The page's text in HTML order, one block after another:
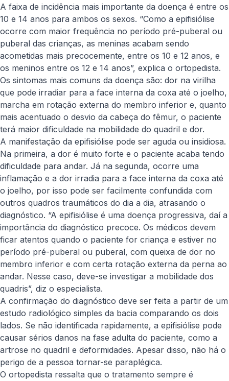
A faixa de incidência mais importante da doença é entre os
10 e 14 anos para ambos os sexos. “Como a epifisiólise
ocorre com maior frequência no período pré-puberal ou
puberal das crianças, as meninas acabam sendo
acometidas mais precocemente, entre os 10 e 12 anos, e
os meninos entre os 12 e 14 anos”, explica o ortopedista.
Os sintomas mais comuns da doença são: dor na virilha
que pode irradiar para a face interna da coxa até o joelho,
marcha em rotação externa do membro inferior e, quanto
mais acentuado o desvio da cabeça do fêmur, o paciente
terá maior dificuldade na mobilidade do quadril e dor.
A manifestação da epifisiólise pode ser aguda ou insidiosa.
Na primeira, a dor é muito forte e o paciente acaba tendo
dificuldade para andar. Já na segunda, ocorre uma
inflamação e a dor irradia para a face interna da coxa até
o joelho, por isso pode ser facilmente confundida com
outros quadros traumáticos do dia a dia, atrasando o
diagnóstico. “A epifisiólise é uma doença progressiva, daí a
importância do diagnóstico precoce. Os médicos devem
ficar atentos quando o paciente for criança e estiver no
período pré-puberal ou puberal, com queixa de dor no
membro inferior e com certa rotação externa da perna ao
andar. Nesse caso, deve-se investigar a mobilidade dos
quadris”, diz o especialista.
A confirmação do diag​nóstico deve ser feita a partir de um
estudo radiológico simples da bacia comparando os dois
lados. Se não identificada rapidamente, a epifisiólise pode
causar sérios danos na fase adulta do paciente, como a
artrose no quadril e deformidades. Apesar disso, não há o
perigo de a pessoa tornar-se paraplégica.
O ortopedista ressalta que o tratamento sempre é